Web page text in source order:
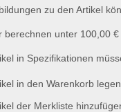
zu den Artikel
berechnen unter 100,00
in Spezifikationen
in den Warenkorb legen
der Merkliste